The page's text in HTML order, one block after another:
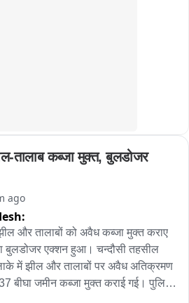
जैसलमेर
कलेक्टर जैसलमेर
तालाब कब्जा मुक्त, बुलडोजर
ago
और तालाबों को अवैध कब्जा मुक्त कराए
बुलडोजर एक्शन हुआ। चन्दौसी तहसील
में झील और तालाबों पर अवैध अतिक्रमण
बीघा जमीन कब्जा मुक्त कराई गई। पुलिस